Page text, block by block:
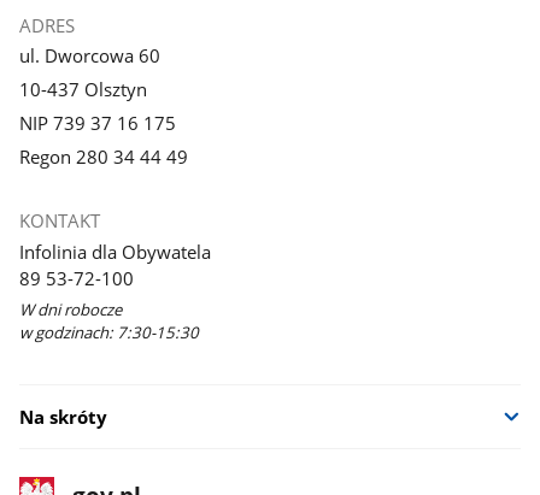
ADRES
ul. Dworcowa 60
10-437 Olsztyn
NIP 739 37 16 175
Regon 280 34 44 49
KONTAKT
Infolinia dla Obywatela
89 53-72-100
W dni robocze
w godzinach: 7:30-15:30
Na skróty
stopka